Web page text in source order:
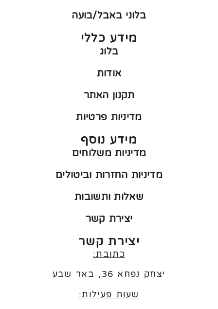
בלוני באבל/בועה
מידע כללי
בלוג
אודות
תקנון האתר
מדיניות פרטיות
מידע נוסף
מדיניות משלוחים
מדיניות החזרות וביטולים
שאלות ותשובות
יצירת קשר
יצירת קשר
כתובת:
יצחק נפחא 36, באר שבע
שעות פעילות: